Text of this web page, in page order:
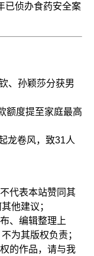
已侦办食药安全案
、孙颖莎分获男
额度提至家庭最高
龙卷风，致31人
代表本站赞同其
他建议；
、编辑整理上
为其版权负责；
的作品，请与我